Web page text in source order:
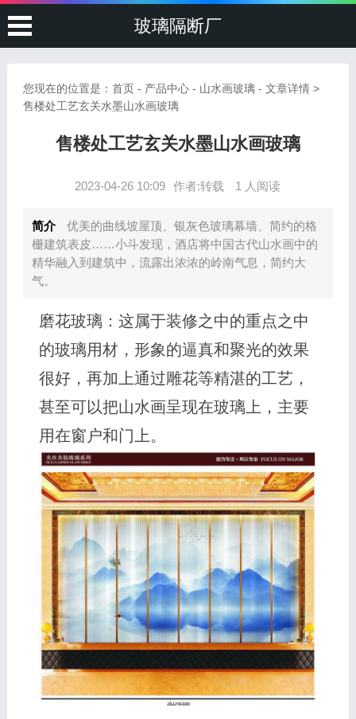
玻璃隔断厂
您现在的位置是： 首页- 产品中心- 山水画玻璃- 文章详情 >
售楼处工艺玄关水墨山水画玻璃
售楼处工艺玄关水墨山水画玻璃
2023-04-26 10:09 作者:转载 1 人阅读
简介
优美的曲线坡屋顶、银灰色玻璃幕墙、简约的格
栅建筑表皮……小斗发现，酒店将中国古代山水画中的
精华融入到建筑中，流露出浓浓的岭南气息，简约大
气。
磨花玻璃：这属于装修之中的重点之中
的玻璃用材，形象的逼真和聚光的效果
很好，再加上通过雕花等精湛的工艺，
甚至可以把山水画呈现在玻璃上，主要
用在窗户和门上。